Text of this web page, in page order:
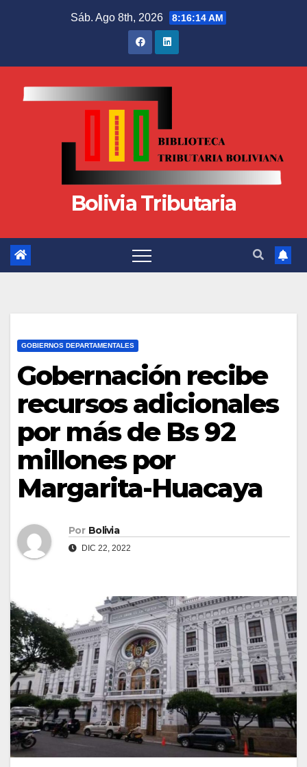
Sáb. Ago 8th, 2026 8:16:14 AM
Bolivia Tributaria
GOBIERNOS DEPARTAMENTALES
Gobernación recibe
recursos adicionales
por más de Bs 92
millones por
Margarita-Huacaya
Por Bolivia
DIC 22, 2022